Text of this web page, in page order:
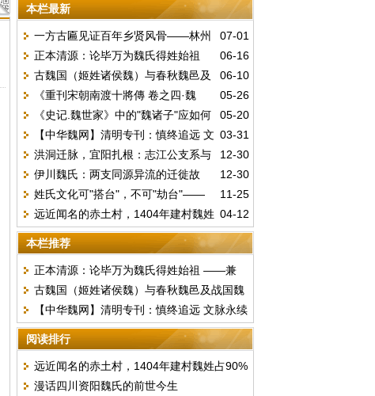
本栏最新
07-01
一方古匾见证百年乡贤风骨——林州
魏庄村发现民国“維持地方”木匾
06-16
正本清源：论毕万为魏氏得姓始祖
——兼驳“古魏公族为源”说
06-10
古魏国（姬姓诸侯魏）与春秋魏邑及
战国魏国的文明嬗变
05-26
《重刊宋朝南渡十將傳 卷之四·魏
勝》白話文注釋
05-20
《史记.魏世家》中的"魏诸子"应如何
理解
03-31
【中华魏网】清明专刊：慎终追远 文
脉永续 文明祭祖倡议书
12-30
洪洞迁脉，宜阳扎根：志江公支系与
《河南洛阳魏氏家谱》的百年故事
12-30
伊川魏氏：两支同源异流的迁徙故
事，数百年崇文重教的家风延续
11-25
姓氏文化可"搭台"，不可"劫台"——
经济该为传承守初心
04-12
远近闻名的赤土村，1404年建村魏姓
占90%以上。（现天津市东丽区华明街）
本栏推荐
正本清源：论毕万为魏氏得姓始祖 ——兼
驳“古魏公族为源”说
古魏国（姬姓诸侯魏）与春秋魏邑及战国魏
国的文明嬗变
【中华魏网】清明专刊：慎终追远 文脉永续
文明祭祖倡议书
阅读排行
远近闻名的赤土村，1404年建村魏姓占90%
以上。（现天津市东丽区华明街）
漫话四川资阳魏氏的前世今生